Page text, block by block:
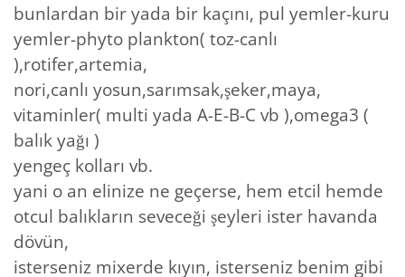
bunlardan bir yada bir kaçını, pul yemler-kuru
yemler-phyto plankton( toz-canlı
),rotifer,artemia,
nori,canlı yosun,sarımsak,şeker,maya,
vitaminler( multi yada A-E-B-C vb ),omega3 (
balık yağı )
yengeç kolları vb.
yani o an elinize ne geçerse, hem etcil hemde
otcul balıkların seveceği şeyleri ister havanda
dövün,
isterseniz mixerde kıyın, isterseniz benim gibi